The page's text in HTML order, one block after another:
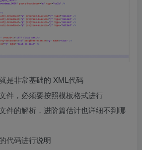
是非常基础的 XML代码
件，必须要按照模板格式进行
件的解析，进阶篇估计也详细不到哪
代码进行说明